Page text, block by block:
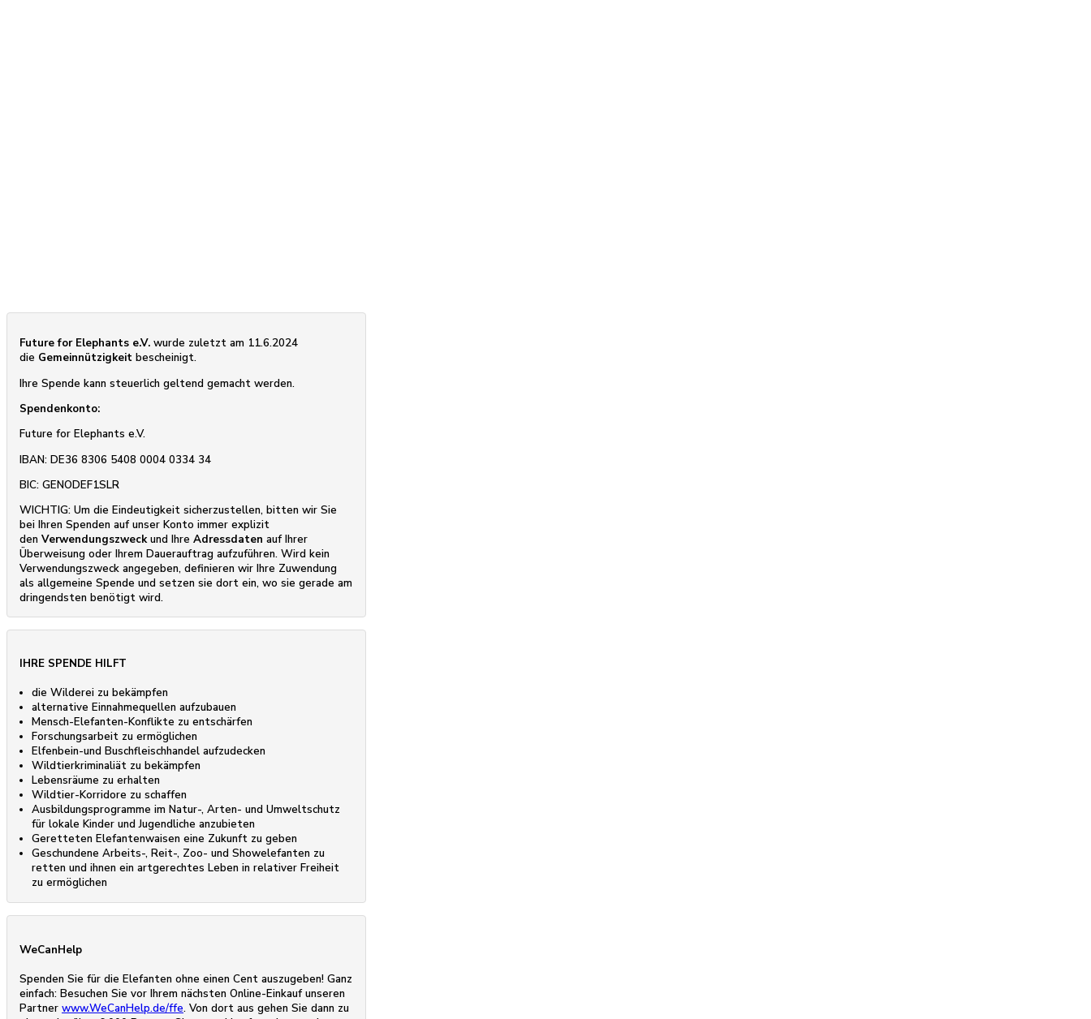
Future for Elephants e.V. wurde zuletzt am 11.6.2024
die Gemeinnützigkeit bescheinigt.
Ihre Spende kann steuerlich geltend gemacht werden.
Spendenkonto:
Future for Elephants e.V.
IBAN: DE36 8306 5408 0004 0334 34
BIC: GENODEF1SLR
WICHTIG: Um die Eindeutigkeit sicherzustellen, bitten wir Sie
bei Ihren Spenden auf unser Konto immer explizit
den Verwendungszweckund Ihre Adressdaten auf Ihrer
Überweisung oder Ihrem Dauerauftrag aufzuführen. Wird kein
Verwendungszweck angegeben, definieren wir Ihre Zuwendung
als allgemeine Spende und setzen sie dort ein, wo sie gerade am
dringendsten benötigt wird.
IHRE SPENDE HILFT
die Wilderei zu bekämpfen
alternative Einnahmequellen aufzubauen
Mensch-Elefanten-Konflikte zu entschärfen
Forschungsarbeit zu ermöglichen
Elfenbein-und Buschfleischhandel aufzudecken
Wildtierkriminaliät zu bekämpfen
Lebensräume zu erhalten
Wildtier-Korridore zu schaffen
Ausbildungsprogramme im Natur-, Arten- und Umweltschutz
für lokale Kinder und Jugendliche anzubieten
Geretteten Elefantenwaisen eine Zukunft zu geben
Geschundene Arbeits-, Reit-, Zoo- und Showelefanten zu
retten und ihnen ein artgerechtes Leben in relativer Freiheit
zu ermöglichen
WeCanHelp
Spenden Sie für die Elefanten ohne einen Cent auszugeben! Ganz
einfach: Besuchen Sie vor Ihrem nächsten Online-Einkauf unseren
Partner www.WeCanHelp.de/ffe. Von dort aus gehen Sie dann zu